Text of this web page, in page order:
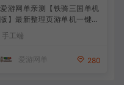
爱游网单亲测【铁骑三国单机
版】最新整理页游单机一键端
Win系单机服务端PC客户端
GM后台 通用视频教学+手工
手工端
爱游网单 280